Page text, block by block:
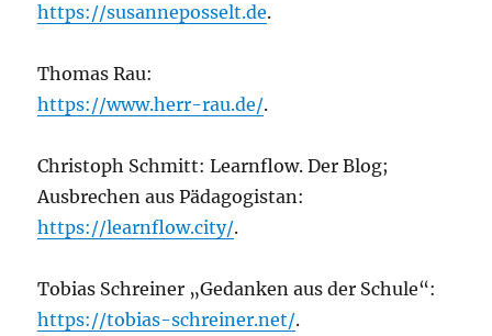
https://susanneposselt.de.
Thomas Rau:
https://www.herr-rau.de/.
Christoph Schmitt: Learnflow. Der Blog;
Ausbrechen aus Pädagogistan:
https://learnflow.city/.
Tobias Schreiner „Gedanken aus der Schule“:
https://tobias-schreiner.net/.